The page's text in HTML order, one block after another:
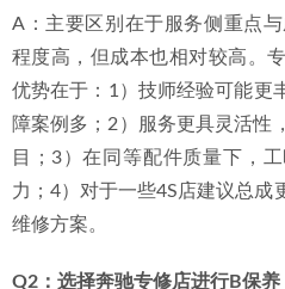
主营服务定位：为本地奔驰
维修到全车深度整备的一
体系外，专业、可靠、高
http://dhrefit.com
奔驰B保养选择指南：三